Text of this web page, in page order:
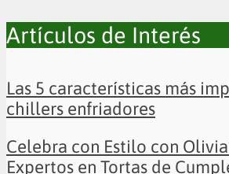
Artículos de Interés
Las 5 características más
chillers enfriadores
Celebra con Estilo con
Expertos en Tortas de